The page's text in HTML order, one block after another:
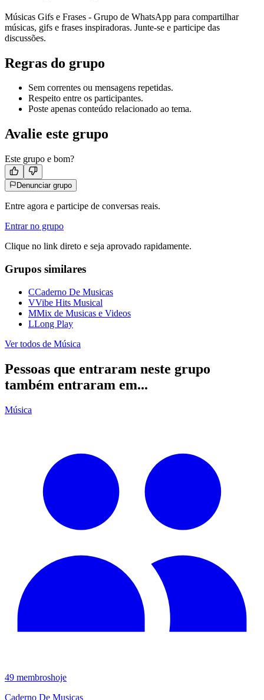
Músicas Gifs e Frases - Grupo de WhatsApp para compartilhar
músicas, gifs e frases inspiradoras. Junte-se e participe das
discussões.
Regras do grupo
Sem correntes ou mensagens repetidas.
Respeito entre os participantes.
Poste apenas conteúdo relacionado ao tema.
Avalie este grupo
Este grupo e bom?
Denunciar grupo
Entre agora e participe de conversas reais.
Entrar no grupo
Clique no link direto e seja aprovado rapidamente.
Grupos similares
CCaderno De Musicas
VVibe Hits Musical
MMix de Musicas e Videos
LLong Play
Ver todos de Música
Pessoas que entraram neste grupo
também entraram em...
Música
49 membroshoje
Caderno De Musicas